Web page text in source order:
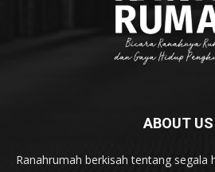
ABOUT US
Ranahrumah berkisah tentang segala